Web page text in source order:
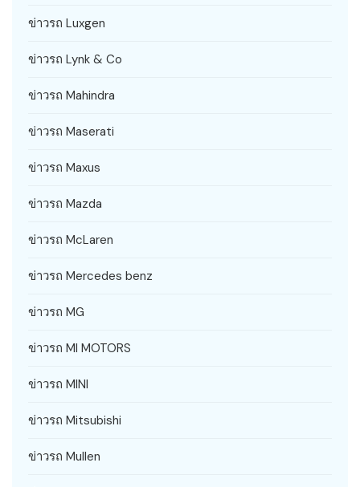
ข่าวรถ Luxgen
ข่าวรถ Lynk & Co
ข่าวรถ Mahindra
ข่าวรถ Maserati
ข่าวรถ Maxus
ข่าวรถ Mazda
ข่าวรถ McLaren
ข่าวรถ Mercedes benz
ข่าวรถ MG
ข่าวรถ MI MOTORS
ข่าวรถ MINI
ข่าวรถ Mitsubishi
ข่าวรถ Mullen